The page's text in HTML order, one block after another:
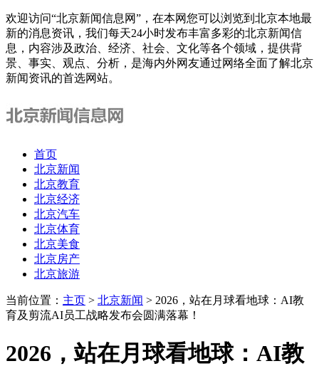
欢迎访问“北京新闻信息网”，在本网您可以浏览到北京本地最
新的消息资讯，我们每天24小时发布丰富多彩的北京新闻信
息，内容涉及政治、经济、社会、文化等各个领域，提供背
景、事实、观点、分析，是海内外网友通过网络全面了解北京
新闻资讯的首选网站。
首页
北京新闻
北京教育
北京经济
北京汽车
北京体育
北京美食
北京房产
北京旅游
当前位置： 主页 > 北京新闻 > 2026，站在月球看地球：AI教
育及剪流AI员工战略发布会圆满落幕！
2026，站在月球看地球：AI教